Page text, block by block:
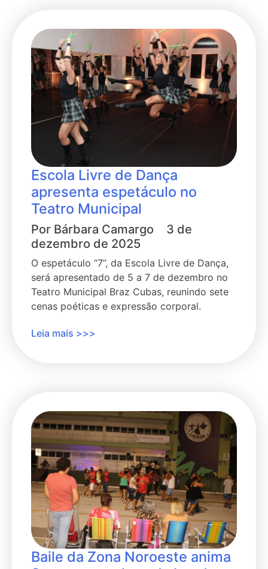
Escola Livre de Dança
apresenta espetáculo no
Teatro Municipal
Por Bárbara Camargo
3 de
dezembro de 2025
O espetáculo “7”, da Escola Livre de Dança,
será apresentado de 5 a 7 de dezembro no
Teatro Municipal Braz Cubas, reunindo sete
cenas poéticas e expressão corporal.
Leia mais >>>
Baile da Zona Noroeste anima